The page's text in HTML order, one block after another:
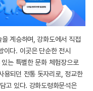
계승하며, 강화도에서 직접
이다. 이곳은 단순한 전시
는 특별한 문화 체험장으로
용되던 전통 돗자리로, 정교한
고 있다. 강화도령화문석은